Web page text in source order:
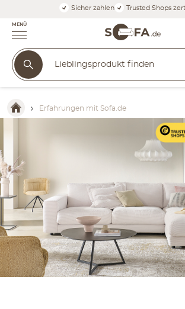
Sicher zahlen Trusted Shops
MENÜ
Erfahrungen mit Sofa.de